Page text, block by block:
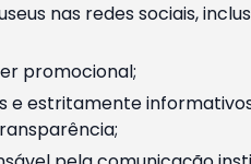
nas redes sociais,
promocional;
estritamente